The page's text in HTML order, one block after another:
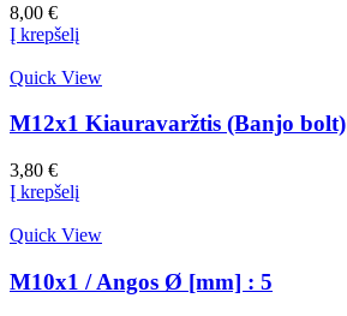
8,00 €
Į krepšelį
Quick View
M12x1 Kiauravaržtis (Banjo bolt)
3,80 €
Į krepšelį
Quick View
M10x1 / Angos Ø [mm] : 5